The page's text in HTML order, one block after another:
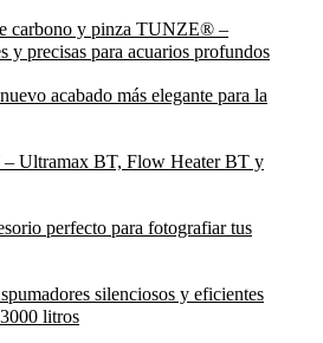
carbono y pinza TUNZE® –
y precisas para acuarios profundos
acabado más elegante para la
– Ultramax BT, Flow Heater BT y
perfecto para fotografiar tus
silenciosos y eficientes
litros